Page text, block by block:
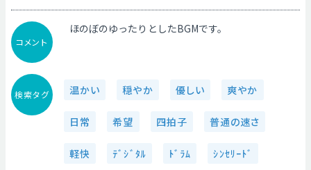
コメント
ほのぼのゆったりとしたBGMです。
検索タグ 温かい 穏やか 優しい 爽やか
日常 希望 四拍子 普通の速さ
軽快 ﾃﾞｼﾞﾀﾙ ﾄﾞﾗﾑ ｼﾝｾﾘｰﾄﾞ